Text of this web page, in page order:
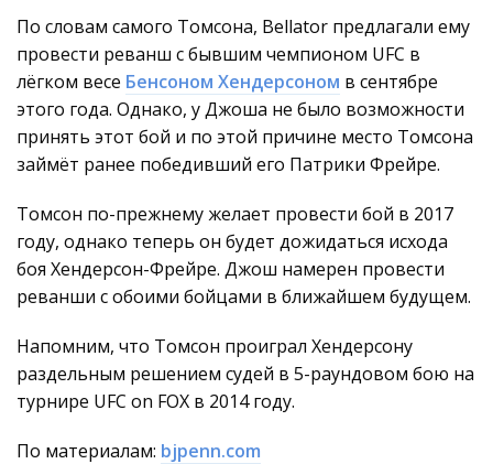
По словам самого Томсона, Bellator предлагали ему
провести реванш с бывшим чемпионом UFC в
лёгком весе Бенсоном Хендерсоном в сентябре
этого года. Однако, у Джоша не было возможности
принять этот бой и по этой причине место Томсона
займёт ранее победивший его Патрики Фрейре.
Томсон по-прежнему желает провести бой в 2017
году, однако теперь он будет дожидаться исхода
боя Хендерсон-Фрейре. Джош намерен провести
реванши с обоими бойцами в ближайшем будущем.
Напомним, что Томсон проиграл Хендерсону
раздельным решением судей в 5-раундовом бою на
турнире UFC on FOX в 2014 году.
По материалам: bjpenn.com